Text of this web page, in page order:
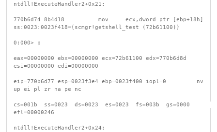
ntdll!ExecuteHandler2+0x21:
770b6d74 8b4d18          mov     ecx,dword ptr [ebp+18h]
ss:0023:0023f418={scmgr!getshell_test (72b61100)}
0:000> p
eax=00000000 ebx=00000000 ecx=72b61100 edx=770b6d8d
esi=00000000 edi=00000000
eip=770b6d77 esp=0023f3e4 ebp=0023f400 iopl=0         nv
up ei pl zr na pe nc
cs=001b  ss=0023  ds=0023  es=0023  fs=003b  gs=0000
efl=00000246
ntdll!ExecuteHandler2+0x24: